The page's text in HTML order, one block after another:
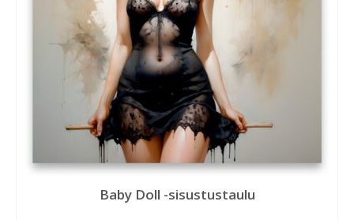
Baby Doll -sisustustaulu